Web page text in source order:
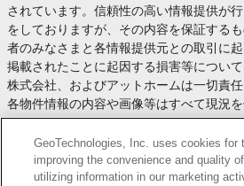
されています。信頼性の高い情報提供が
をしておりますが、その内容を保証する
者のみなさまと各情報提供元との取引に
掲載されたことに起因する損害等につい
株式会社、およびアットホームは一切責任
各物件情報の内容や画像等はすべて現況
す。
お取引等（お取引の準備、資金調達等を
や契約条件等について、 各情報提供元よ
身でご確認の上、判断してください。
GeoTechnologies, Inc. uses cookies for
improving the convenience and quality
utilizing information in our marketing